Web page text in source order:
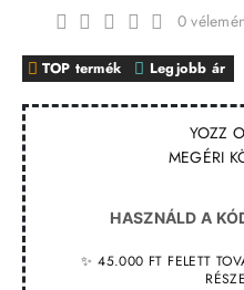
YOZZ
MEGÉRI
HASZNÁLD A
✨ 45.000 FT FELETT
TOP termék Legjobb ár
0